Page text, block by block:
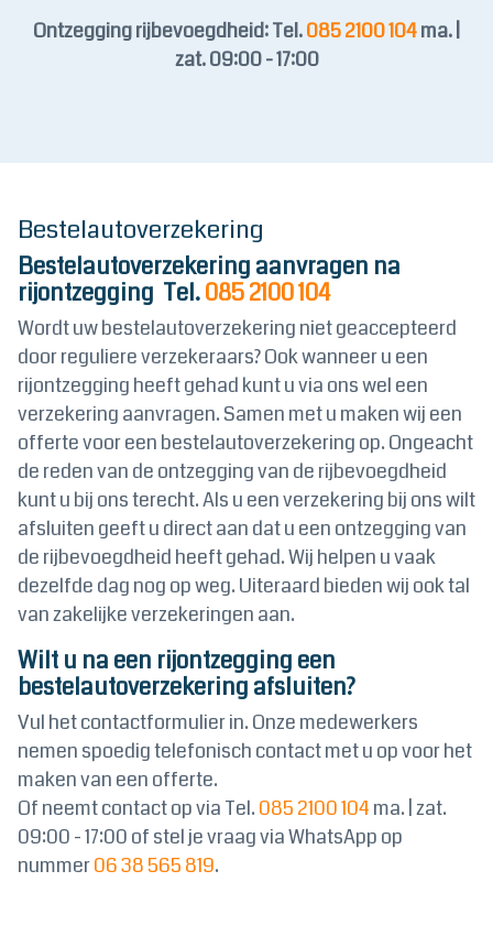
Ontzegging rijbevoegdheid: Tel.085 2100 104ma. |
zat. 09:00 - 17:00
Bestelautoverzekering
Bestelautoverzekering aanvragen na
rijontzegging Tel.085 2100 104
Wordt uw bestelautoverzekering niet geaccepteerd
door reguliere verzekeraars? Ook wanneer u een
rijontzegging heeft gehad kunt u via ons wel een
verzekering aanvragen. Samen met u maken wij een
offerte voor een bestelautoverzekering op. Ongeacht
de reden van de ontzegging van de rijbevoegdheid
kunt u bij ons terecht. Als u een verzekering bij ons wilt
afsluiten geeft u direct aan dat u een ontzegging van
de rijbevoegdheid heeft gehad. Wij helpen u vaak
dezelfde dag nog op weg. Uiteraard bieden wij ook tal
van zakelijke verzekeringen aan.
Wilt u na een rijontzegging een
bestelautoverzekering afsluiten?
Vul het contactformulier in. Onze medewerkers
nemen spoedig telefonisch contact met u op voor het
maken van een offerte.
Of neemt contact op via Tel. 085 2100 104 ma. | zat.
09:00 - 17:00 of stel je vraag via WhatsApp op
nummer06 38 565 819.